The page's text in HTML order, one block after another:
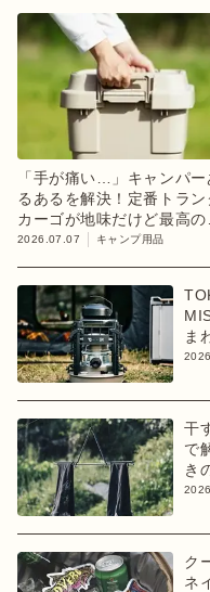
「手が痛い…」キャンパー
るあるを解決！定番トラン
カーゴが地味だけど最高の
化【目利きのキャンプギア
2026.07.07 キャンプ用品
ま
ブ
干
で
き
ク
ネ